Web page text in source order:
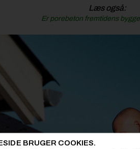
Læs også:
Er porebeton fremtidens
BRUGER COOKIES.